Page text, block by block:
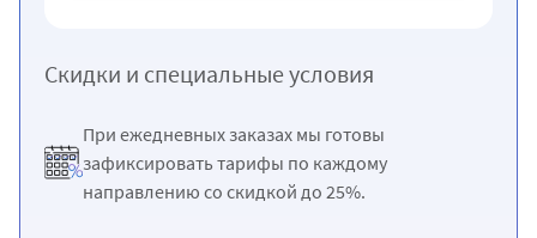
Скидки и специальные условия
При ежедневных заказах мы готовы
зафиксировать тарифы по каждому
направлению со скидкой до 25%.